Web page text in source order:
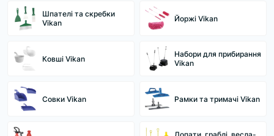
Шпателі та скребки
Vikan
Йоржі Vikan
Ковші Vikan
Набори для прибирання
Vikan
Совки Vikan Рамки та тримачі Vikan